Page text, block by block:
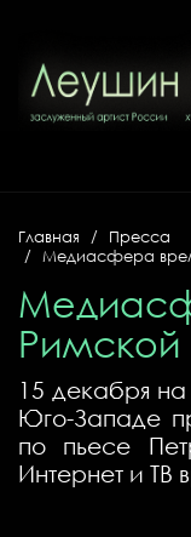
Главная
Пресса
Медиасфера
15 декабря
Юго-Западе
по пьесе
Интернет и